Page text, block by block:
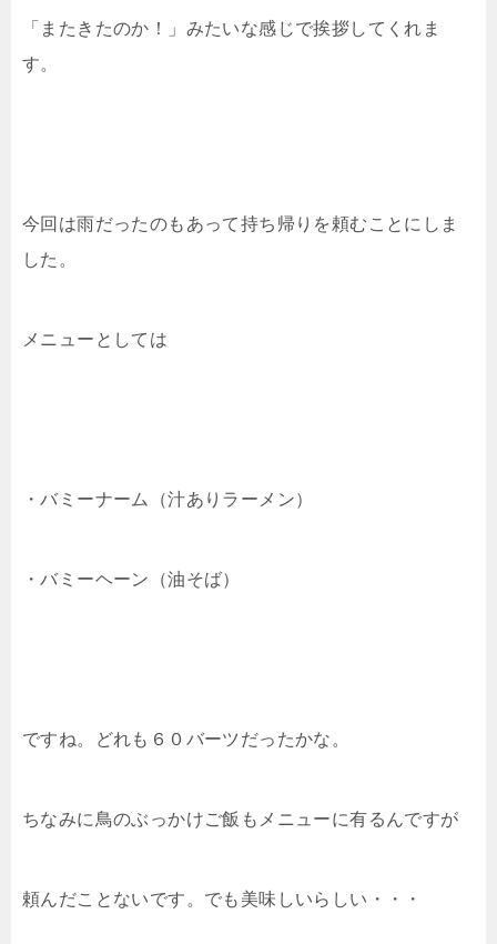
「またきたのか！」みたいな感じで挨拶してくれま
す。
今回は雨だったのもあって持ち帰りを頼むことにしま
した。
メニューとしては
・バミーナーム（汁ありラーメン）
・バミーヘーン（油そば）
ですね。どれも６０バーツだったかな。
ちなみに鳥のぶっかけご飯もメニューに有るんですが
頼んだことないです。でも美味しいらしい・・・